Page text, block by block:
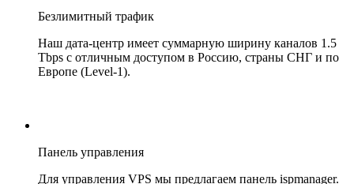
Безлимитный трафик
Наш дата-центр имеет суммарную ширину каналов 1.5
Tbps с отличным доступом в Россию, страны СНГ и по
Европе (Level-1).
Панель управления
Для управления VPS мы предлагаем панель ispmanager.